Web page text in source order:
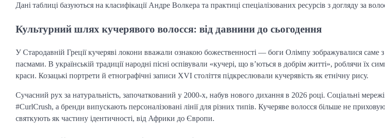
Дані таблиці базуються на класифікації Андре Волкера та практиці спеціалізованих ресурсів з догляду за
Культурний шлях кучерявого волосся: від давнини до сьогодення
У Стародавній Греції кучеряві локони вважали ознакою божественності — боги Олімпу зображувалися саме
пасмами. В українській традиції народні пісні оспівували «кучері, що в’ються в добрім житті», роблячи їх
краси. Козацькі портрети й етнографічні записи XVI століття підкреслювали кучерявість як етнічну рису.
Сучасний рух за натуральність, започаткований у 2000-х, набув нового дихання в 2026 році. Соціальні
#CurlCrush, а бренди випускають персоналізовані лінії для різних типів. Кучеряве волосся більше не
святкують як частину ідентичності, від Африки до Європи.